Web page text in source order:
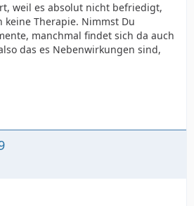
weil es absolut nicht befriedigt,
Therapie. Nimmst Du
manchmal findet sich da auch
das es Nebenwirkungen sind,